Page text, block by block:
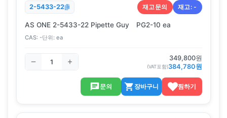
2-5433-22 재고문의 재고:-
AS ONE 2-5433-22 Pipette Guy PG2-10 ea
CAS: -단위: ea
349,800원
(VAT포함)384,780원
문의 장바구니 찜하기